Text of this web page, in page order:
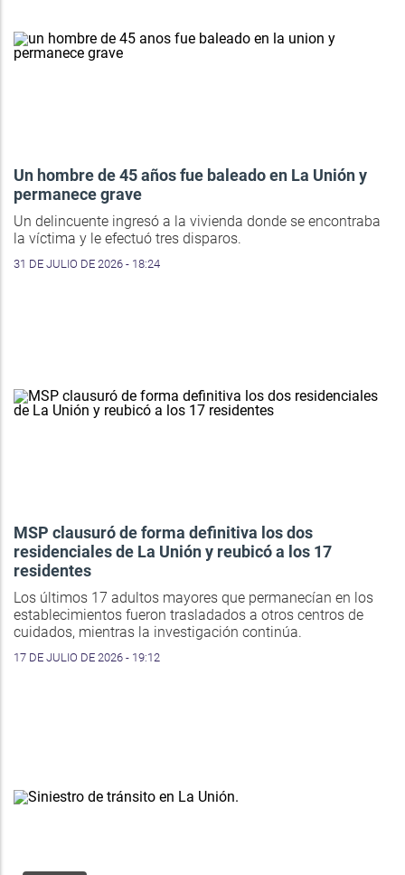
Un hombre de 45 años fue baleado en La Unión y
permanece grave
Un delincuente ingresó a la vivienda donde se encontraba
la víctima y le efectuó tres disparos.
31 DE JULIO DE 2026 - 18:24
MSP clausuró de forma definitiva los dos
residenciales de La Unión y reubicó a los 17
residentes
Los últimos 17 adultos mayores que permanecían en los
establecimientos fueron trasladados a otros centros de
cuidados, mientras la investigación continúa.
17 DE JULIO DE 2026 - 19:12